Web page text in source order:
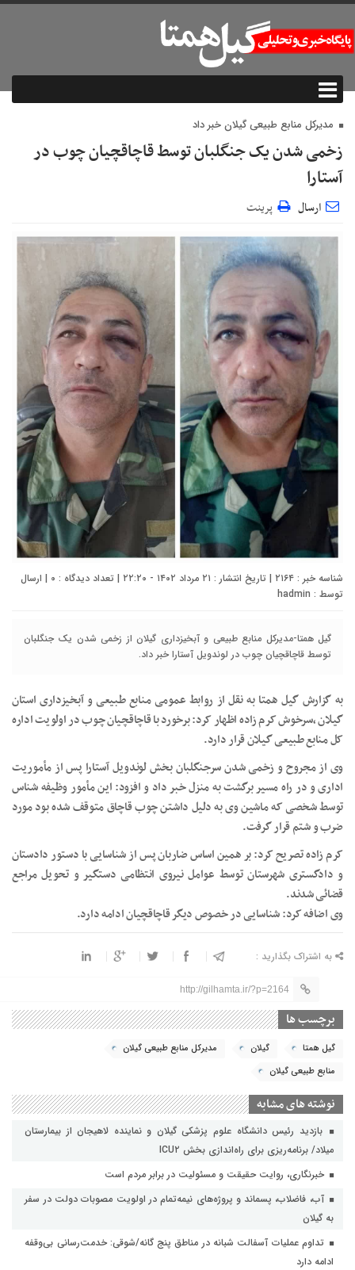
مدیرکل منابع طبیعی گیلان خبر داد
زخمی شدن یک جنگلبان توسط قاچاقچیان چوب در
آستارا
ارسال پرینت
شناسه خبر : ۲۱۶۴ | تاریخ انتشار : ۲۱ مرداد ۱۴۰۲ - ۲۲:۲۰ | تعداد دیدگاه : ۰ | ارسال
توسط : hadmin
گیل همتا-مدیرکل منابع طبیعی و آبخیزداری گیلان از زخمی شدن یک جنگلبان
توسط قاچاقچیان چوب در لوندویل آستارا خبر داد.
به گزارش گیل همتا به نقل از روابط عمومی منابع طبیعی و آبخیزداری استان
گیلان ،سرخوش کرم زاده اظهار کرد: برخورد با قاچاقچیان چوب در اولویت اداره
کل منابع طبیعی گیلان قرار دارد.
وی از مجروح و زخمی شدن سرجنگلبان بخش لوندویل آستارا پس از مأموریت
اداری و در راه مسیر برگشت به منزل خبر داد و افزود: این مأمور وظیفه شناس
توسط شخصی که ماشین وی به دلیل داشتن چوب قاچاق متوقف شده بود مورد
ضرب و شتم قرار گرفت.
کرم زاده تصریح کرد: بر همین اساس ضاربان پس از شناسایی با دستور دادستان
و دادگستری شهرستان توسط عوامل نیروی انتظامی دستگیر و تحویل مراجع
قضائی شدند.
وی اضافه کرد: شناسایی در خصوص دیگر قاچاقچیان ادامه دارد.
به اشتراک بگذارید :
http://gilhamta.ir/?p=2164
برچسب ها
گیل همتا گیلان
مدیرکل منابع طبیعی گیلان
منابع طبیعی گیلان
نوشته های مشابه
بازدید رئیس دانشگاه علوم پزشکی گیلان و نماینده لاهیجان از بیمارستان
میلاد/ برنامه‌ریزی برای راه‌اندازی بخش ICU۲
خبرنگاری، روایت حقیقت و مسئولیت‌ در برابر مردم است
آب، فاضلاب، پسماند و پروژه‌های نیمه‌تمام در اولویت مصوبات دولت در سفر
به گیلان
تداوم عملیات آسفالت‌ شبانه در مناطق پنج گانه/شوقی: خدمت‌رسانی بی‌وقفه
ادامه دارد